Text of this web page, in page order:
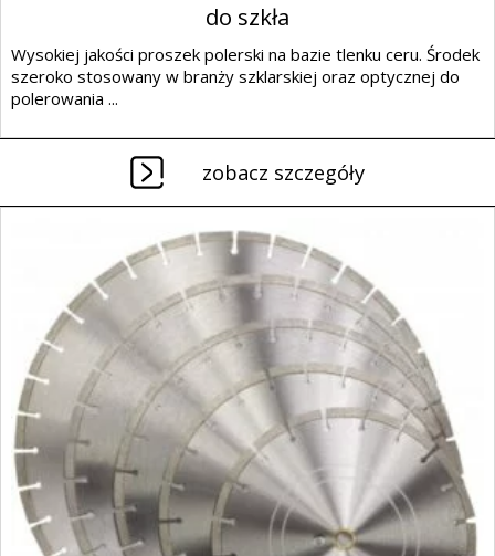
do szkła
Wysokiej jakości proszek polerski na bazie tlenku ceru. Środek
szeroko stosowany w branży szklarskiej oraz optycznej do
polerowania ...
zobacz szczegóły